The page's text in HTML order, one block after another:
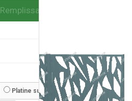
Remplissage
Platine sur dalle